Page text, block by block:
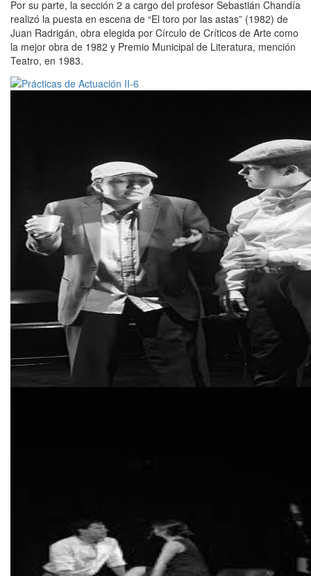
Por su parte, la sección 2 a cargo del profesor Sebastián Chandía
realizó la puesta en escena de “El toro por las astas” (1982) de
Juan Radrigán, obra elegida por Círculo de Críticos de Arte como
la mejor obra de 1982 y Premio Municipal de Literatura, mención
Teatro, en 1983.